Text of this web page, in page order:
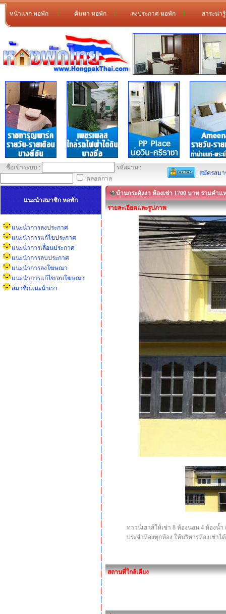
หน้าแรก หอพัก l ค้นหา หอพัก l ลงประกาศ หอพัก l สาระน่า
ชื่อเข้าระบบ :
รหัสผ่าน :
ตลอดกาล
สมัครสม
แนะนำสมาชิก หอพัก
แนะนำการลงประกาศ
แนะนำการแก้ไขประกาศ
แนะนำการเลื่อนประกาศ
แนะนำการลบประกาศ
แนะนำการลงโฆษณา
แนะนำการแก้ไข/ลบโฆษณา
สมาชิกแนะนำเรา
บ้านกระดังงา ห้องเช่า 1700 บาท รามคำ
รายละเอียดและรูปภาพ
ทาวน์เฮาส์ให้เช่า 8 ห้องนอน 4 ห้องน้
ประจำห้องทุกห้อง ให้บริหารห้องเช่าได้
สถานที่ใกล้เคียง